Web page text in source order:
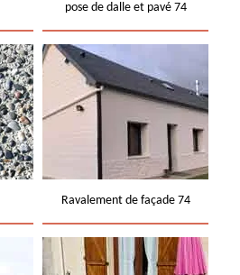
pose de dalle et pavé 74
Ravalement de façade 74